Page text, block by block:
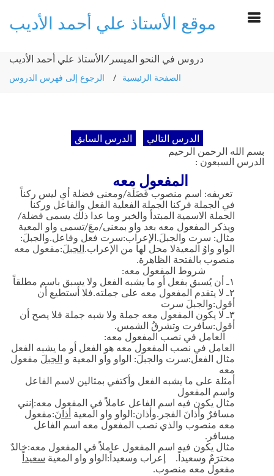
موقع الأستاذ علي أحمد الأديب
دروس في النحو الميسر/الأستاذ علي أحمد الأديب
الرجوع إلى فهرس الدروس
الصفحة الرئيسية
بسم الله الرحمن الرحيم
الدرس السبعون :
المفعول معه
تعريفه: اسم منصوب فَضَلَة/ومعنى فضلة أي ليس ركناً
في الجملة فركنا الجملة الفعلية الفعل والفاعل وركنا
الجملة الاسمية المبتدأ والخبر وما عدا ذلك يسمى فضلة/
ويذكر المفعول معه بعد واو بمعنى/معَ/تسمى واو المعية
مثال: سرت والجبلَ.الإعراب:سرت فعل وفاعل.والجبلَ:
الواو واوُ المعيةلا محل لها من الإعراب.الجبلَ:مفعول معه
منصوب بالفتحة الظاهرة.
شروط المفعول معه:
١ـ أن يُسبق بفعل أو ما يشبه الفعل ولا يسبق باسم مطلقاً
٢ـ لا يتقدم المفعول معه على جملته.فلا أستطيع أن
أقول:والجبلَ سرت
٣ـ لا يكون المفعول معه جملة ولا شبه جملة فلا يصح أن
أقول:سافرت وتشرقُ الشمس.
العامل في نصب المفعول معه:
العامل في نصب المفعول معه هو الفعل أو ما يشبه الفعل
مثال الفعل:سرت والجبلَ: الواو واو المعية و الجبلَ مفعول
معه
أمثلة على ما يشبه الفعل وأكتفي بمثالين لاسم الفاعل
واسم المفعول
مثال يكون فيه اسم الفاعل عاملاً في المفعول معه:إنني
مسافرٌ وأذانَ الفجر.وأذان:الواو واو المعية أذانَ:مفعول
معه منصوب والذي نصب المفعول معه اسم الفاعل
مسافر.
مثال يكون فيه اسم المفعول عاملاً في المفعول معه:خالدٌ
محترَمٌ وسعيداً. إعراب وسعيداً:الواو واو المعية سعيداً
مفعول معه منصوب.